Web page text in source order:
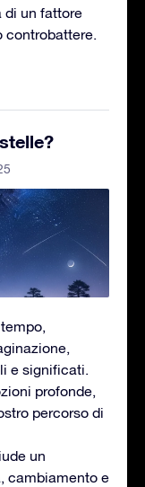
di un fattore
controbattere.
e significati.
profonde,
percorso di
un
cambiamento e